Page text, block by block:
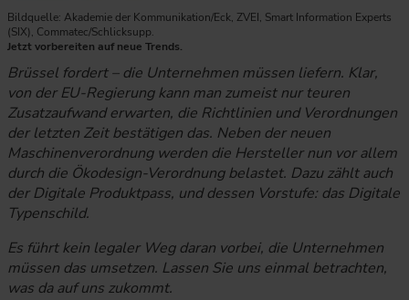
Bildquelle: Akademie der Kommunikation/Eck, ZVEI, Smart Information Experts
(SIX), Commatec/Schlicksupp.
Jetzt vorbereiten auf neue Trends.
Brüssel fordert – die Unternehmen müssen liefern. Klar,
von der EU-Regierung kann man zumeist nur teuren
Zusatzaufwand erwarten, die Richtlinien und Verordnungen
der letzten Zeit bestätigen das. Neben der neuen
Maschinenverordnung werden die Hersteller nun vor allem
durch die Ökodesign-Verordnung belastet. Dazu zählt auch
der Digitale Produktpass, und dessen Vorstufe: das Digitale
Typenschild.
Es führt kein legaler Weg daran vorbei, die Unternehmen
müssen das umsetzen. Lassen Sie uns einmal betrachten,
was da auf uns zukommt.